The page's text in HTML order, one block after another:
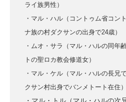
ライ族男性）
・マル・ハル（コントゥム省コン
ナ族の村ダクサンの出身で24歳）
・ムオ・サラ（マル・ハルの同年
トの聖ロカ教会修道女）
・マル・ケル（マル・ハルの長兄
クサン村出身でバンメトート在住）
・マル・トル（マル・ハルの次